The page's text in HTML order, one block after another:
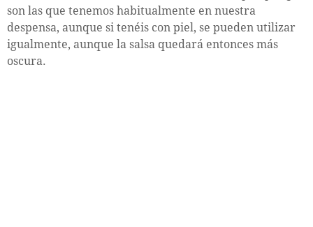
son las que tenemos habitualmente en nuestra
despensa, aunque si tenéis con piel, se pueden utilizar
igualmente, aunque la salsa quedará entonces más
oscura.